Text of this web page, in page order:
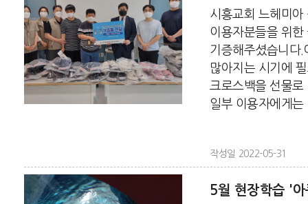
시흥교회 느헤미아
이용자분들을 위한
기증해주셨습니다.
많아지는 시기에
크로스백을 선물로
일부 이용자에게
작성일 2022-05-31
5월 현장학습 '